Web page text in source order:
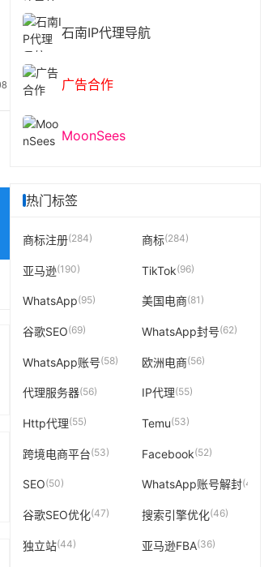
石南IP代理导航
广告合作
MoonSees
热门标签
商标注册(284) 商标(284)
亚马逊(190) TikTok(96)
WhatsApp(95) 美国电商(81)
谷歌SEO(69) WhatsApp封号(62)
WhatsApp账号(58) 欧洲电商(56)
代理服务器(56) IP代理(55)
Http代理(55) Temu(53)
跨境电商平台(53) Facebook(52)
SEO(50) WhatsApp账号解封(49)
谷歌SEO优化(47) 搜索引擎优化(46)
独立站(44) 亚马逊FBA(36)